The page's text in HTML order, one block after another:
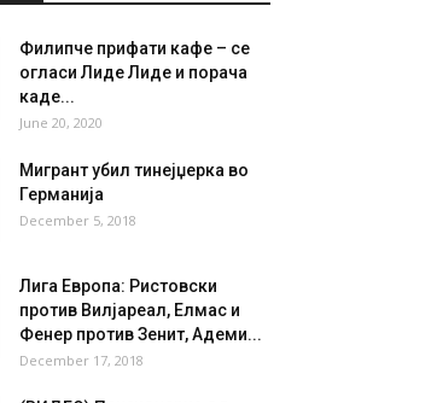
Филипче прифати кафе – се
огласи Лиде Лиде и порача
каде...
June 20, 2020
Мигрант убил тинејџерка во
Германија
December 5, 2018
Лига Европа: Ристовски
против Вилјареал, Елмас и
Фенер против Зенит, Адеми...
December 17, 2018